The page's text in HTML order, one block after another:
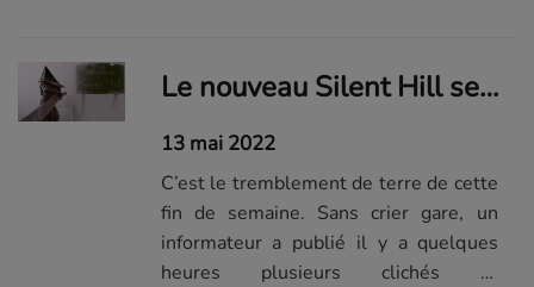
Le nouveau Silent Hill se montre dans une énorme fuite !
13 mai 2022
C’est le tremblement de terre de cette
fin de semaine. Sans crier gare, un
informateur a publié il y a quelques
heures plusieurs clichés et